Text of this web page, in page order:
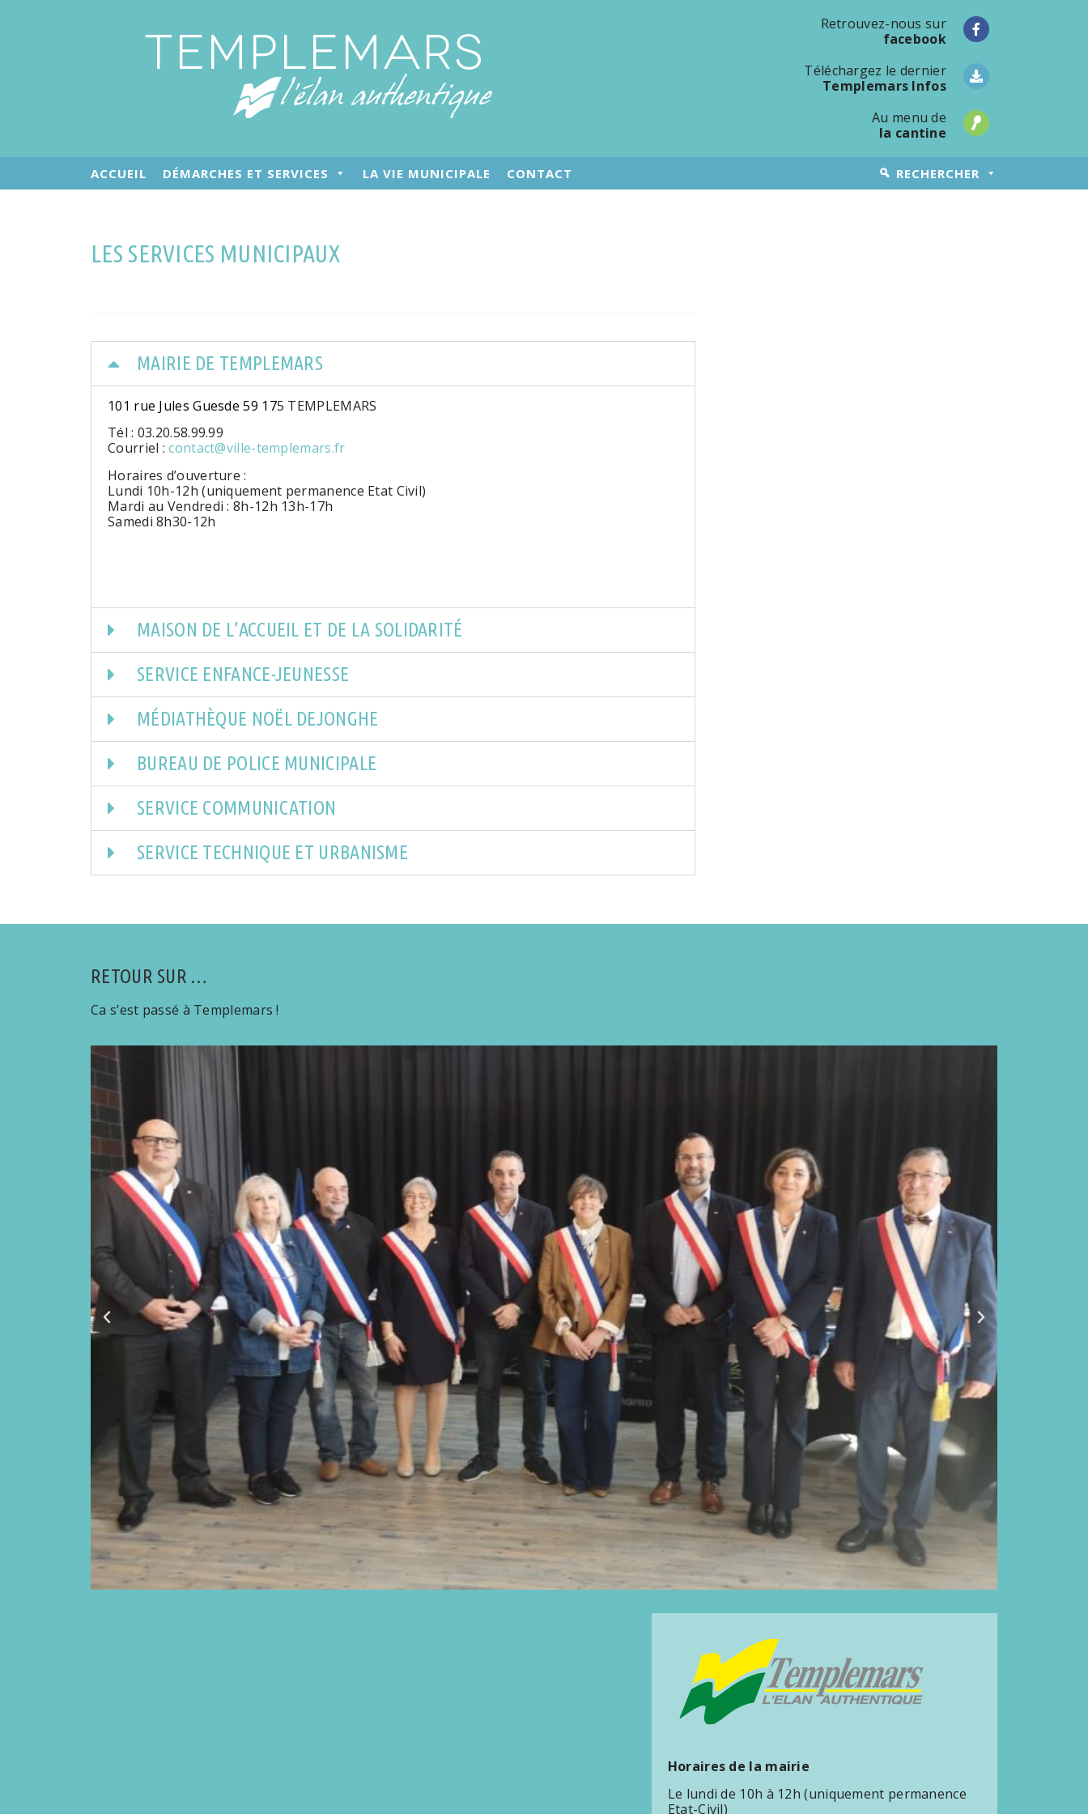
Retrouvez-nous sur
facebook
Téléchargez le dernier
Templemars Infos
Au menu de
la cantine
ACCUEIL DÉMARCHES ET SERVICES LA VIE MUNICIPALE CONTACT RECHERCHER
LES SERVICES MUNICIPAUX
MAIRIE DE TEMPLEMARS
101 rue Jules Guesde 59 175 TEMPLEMARS
Tél : 03.20.58.99.99
Courriel :contact@ville-templemars.fr
Horaires d’ouverture :
Lundi 10h-12h (uniquement permanence Etat Civil)
Mardi au Vendredi : 8h-12h 13h-17h
Samedi 8h30-12h
MAISON DE L’ACCUEIL ET DE LA SOLIDARITÉ
SERVICE ENFANCE-JEUNESSE
MÉDIATHÈQUE NOËL DEJONGHE
BUREAU DE POLICE MUNICIPALE
SERVICE COMMUNICATION
SERVICE TECHNIQUE ET URBANISME
RETOUR SUR …
Ca s’est passé à Templemars !
Horaires de la mairie
Le lundi de 10h à 12h (uniquement permanence
Etat-Civil)